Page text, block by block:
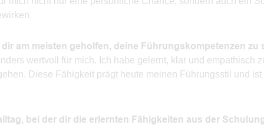
am meisten geholfen, deine Führungskompetenzen zu
wertvoll für mich. Ich habe gelernt, klar und empathisch
Diese Fähigkeit prägt heute meinen Führungsstil und ist
bei der dir die erlernten Fähigkeiten aus der